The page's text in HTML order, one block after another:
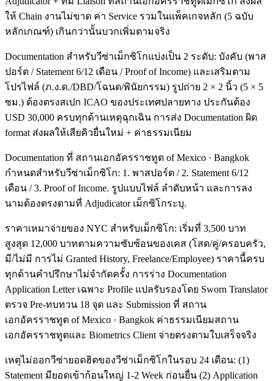
ให้ Chain งานไม่ขาด ค่า Service รวมในแพ็คเกจหลัก (5 ฉบับ
หลักเกณฑ์) เกินกว่านั้นบวกเพิ่มตามจริง
Documentation สำหรับวีซ่าเม็กซิโกแบ่งเป็น 2 ระดับ: บังคับ (พาส
ปอร์ต / Statement 6/12 เดือน / Proof of Income) และเสริมตาม
โปรไฟล์ (ภ.ง.ด./DBD/โฉนด/พินัยกรรม) รูปถ่าย 2 × 2 นิ้ว (5 × 5
ซม.) ต้องตรงสเปก ICAO ของประเทศปลายทาง ประกันต้อง
USD 30,000 ครบทุกด้านเหตุฉุกเฉิน การส่ง Documentation ผิด
format ส่งผลให้เสียคิวยื่นใหม่ + ค่าธรรมเนียม
Documentation ที่ สถานเอกอัครราชทูต of Mexico · Bangkok
กำหนดสำหรับวีซ่าเม็กซิโก: 1. พาสปอร์ต / 2. Statement 6/12
เดือน / 3. Proof of Income. รูปแบบไฟล์ ลำดับหน้า และการลง
นามต้องตรงตามที่ Adjudicator เม็กซิโกระบุ.
ราคาเหมาจ่ายของ NYC สำหรับเม็กซิโก: เริ่มที่ 3,500 บาท
สูงสุด 12,000 บาทตามความซับซ้อนของเคส (โสด/คู่/ครอบครัว,
มี/ไม่มี การไม่ Granted History, Freelance/Employee) ราคานี้ครบ
ทุกด้านคำปรึกษาไม่จำกัดครั้ง การร่าง Documentation
Application Letter เฉพาะ Profile แปลรับรองโดย Sworn Translator
ตรวจ Pre-ทบทวน 18 จุด และ Submission ที่ สถาน
เอกอัครราชทูต of Mexico · Bangkok ค่าธรรมเนียมสถาน
เอกอัครราชทูตและ Biometrics Client จ่ายตรงตามใบเสร็จจริง
เหตุไม่ออกวีซ่ายอดฮิตของวีซ่าเม็กซิโกในรอบ 24 เดือน: (1)
Statement มียอดเข้าก้อนใหญ่ 1-2 Week ก่อนยื่น (2) Application